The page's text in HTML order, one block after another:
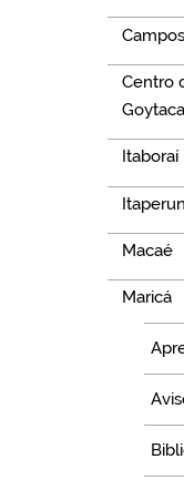
Centro
Itaboraí
Macaé
Maricá